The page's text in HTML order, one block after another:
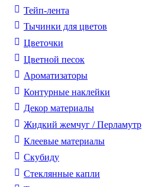
Тейп-лента
Тычинки для цветов
Цветочки
Цветной песок
Ароматизаторы
Контурные наклейки
Декор материалы
Жидкий жемчуг / Перламутр
Клеевые материалы
Скубиду
Стеклянные капли